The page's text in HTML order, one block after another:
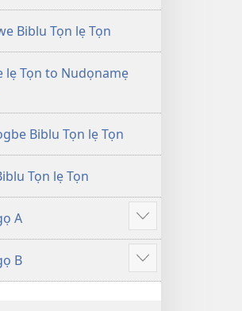
Yọyọ
Tọn
(Zinjẹgbonu
2015
Tọn)
Yọyọ
Tọn
(Zinjẹgbonu
2015
Biblu Tọn lẹ Tọn
lẹ Tọn to Nudọnamẹ
Biblu Tọn lẹ Tọn
Tọn lẹ Tọn
A
Show
more
B
Show
more